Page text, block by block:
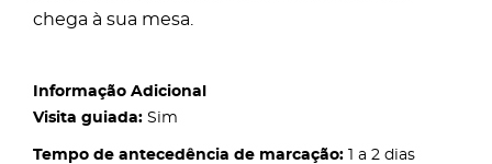
chega à sua mesa.
Informação Adicional
Visita guiada: Sim
Tempo de antecedência de marcação: 1 a 2 dias